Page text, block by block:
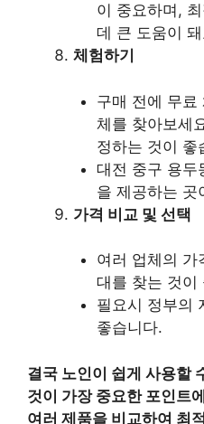
이 중요하며,
데 큰 도움이
체험하기
구매 전에 무료
체를 찾아보세
정하는 것이 좋
대전 중구 용두
을 제공하는 곳
가격 비교 및 선택
여러 업체의 가
대를 찾는 것이
필요시 정부의
좋습니다.
결국 노인이 쉽게 사용할
것이 가장 중요한 포인트
여러 제품을 비교하여 최